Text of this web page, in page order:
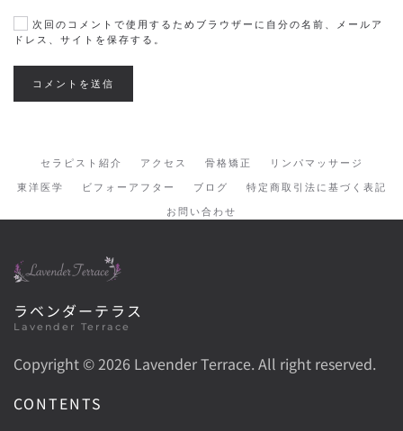
次回のコメントで使用するためブラウザーに自分の名前、メールア
ドレス、サイトを保存する。
コメントを送信
セラピスト紹介 アクセス 骨格矯正
リンパマッサージ
東洋医学
ビフォーアフター ブログ
特定商取引法に基づく表記
お問い合わせ
ラベンダーテラス
Lavender Terrace
Copyright ©2026 Lavender Terrace. All right reserved.
CONTENTS